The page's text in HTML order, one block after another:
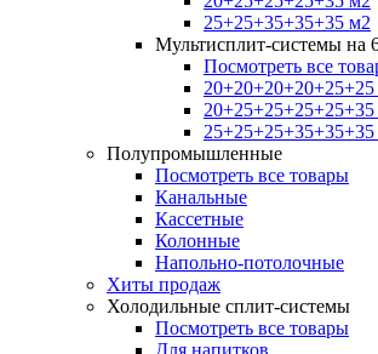
25+25+35+35+35 м2
Мультисплит-системы на
Посмотреть все
Полупромышленные
Посмотреть все товары
Канальные
Кассетные
Колонные
Напольно-потолочные
Хиты продаж
Холодильные сплит-системы
Посмотреть все товары
Для напитков